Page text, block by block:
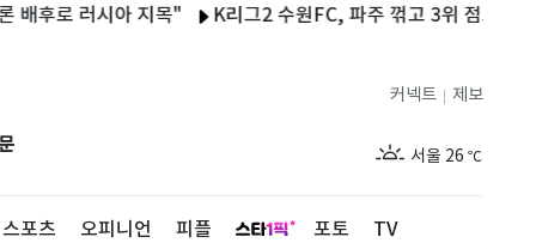
로 러시아 지목" K리그2 수원FC, 파주 꺾고 3위 점프…프리
제보
커넥트
서울 26 ℃
스포츠 오피니언 피플 포토 TV